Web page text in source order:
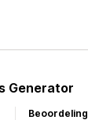
Generator
Beoordeling